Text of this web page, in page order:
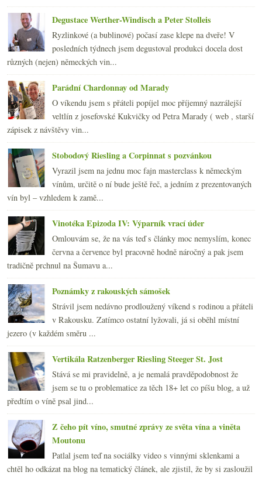
Degustace Werther-Windisch a Peter Stolleis
Ryzlinkové (a bublinové) počasí zase klepe na dveře! V
posledních týdnech jsem degustoval produkci docela dost
různých (nejen) německých vin...
Parádní Chardonnay od Marady
O víkendu jsem s přáteli popíjel moc příjemný nazrálejší
veltlín z josefovské Kukvičky od Petra Marady ( web , starší
zápisek z návštěvy vin...
Stobodový Riesling a Corpinnat s pozvánkou
Vyrazil jsem na jednu moc fajn masterclass k německým
vínům, určitě o ní bude ještě řeč, a jedním z prezentovaných
vín byl – vzhledem k zamě...
Vinotéka Epizoda IV: Výparník vrací úder
Omlouvám se, že na vás teď s články moc nemyslím, konec
června a července byl pracovně hodně náročný a pak jsem
tradičně prchnul na Šumavu a...
Poznámky z rakouských sámošek
Strávil jsem nedávno prodloužený víkend s rodinou a přáteli
v Rakousku. Zatímco ostatní lyžovali, já si oběhl místní
jezero (v každém směru ...
Vertikála Ratzenberger Riesling Steeger St. Jost
Stává se mi pravidelně, a je nemalá pravděpodobnost že
jsem se tu o problematice za těch 18+ let co píšu blog, a už
předtím o víně psal jind...
Z čeho pít víno, smutné zprávy ze světa vína a viněta
Moutonu
Patlal jsem teď na sociálky video s vinnými sklenkami a
chtěl ho odkázat na blog na tematický článek, ale zjistil, že by si zasloužil